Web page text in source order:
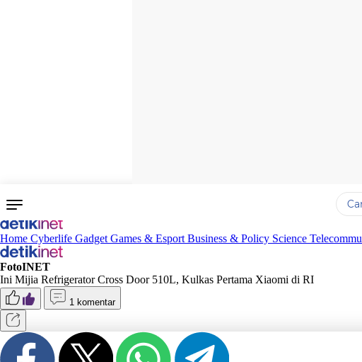
Home Cyberlife Gadget Games & Esport Business & Policy Science
FotoINET
Ini Mijia Refrigerator Cross Door 510L, Kulkas Pertama Xiaomi di RI
1 komentar